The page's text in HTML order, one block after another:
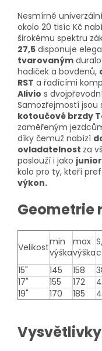
Nesmírně
okolo 20 tisíc Kč
širokému spektru
27,5 disponuje
tvarovaným
hadiček a bovdenů,
RST a řadícími
Alivio s
Samozřejmostí jsou
kotoučové brzdy
zaměřeným
díky čemuž nabízí
ovladatelnost za
poslouží i jako
kolo pro ty, kteří
výkon.
Geometrie
Velikostmin
výška
max
výška
15"
145 158
17"
155 172
19"
170 185
Vysvětlivky